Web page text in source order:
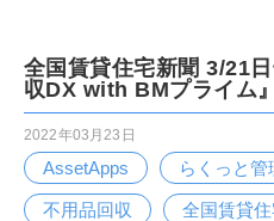
全国賃貸住宅新聞 3/21
収DX with BMプライム
2022年03月23日
AssetApps らくっと管
不用品回収 全国賃貸